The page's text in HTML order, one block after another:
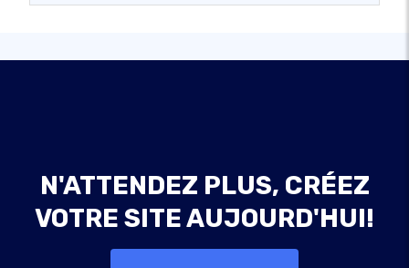
N'ATTENDEZ PLUS, CRÉEZ
VOTRE SITE AUJOURD'HUI!